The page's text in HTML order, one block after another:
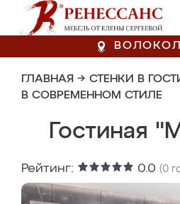
ГЛАВНАЯ → СТЕНКИ В
В СОВРЕМЕННОМ СТИЛЕ
Гостиная
Рейтинг: 0.0 (0